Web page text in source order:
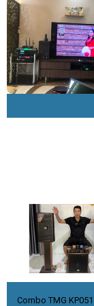
Combo TMG